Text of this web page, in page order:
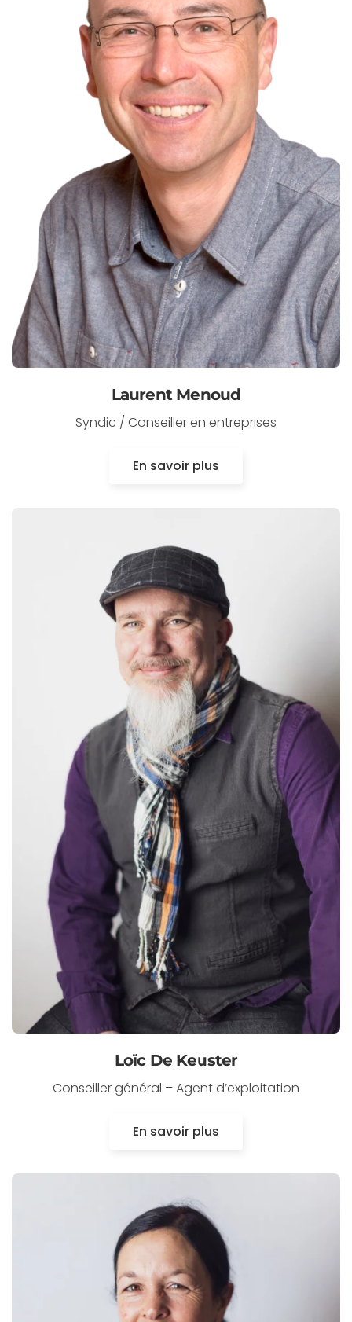
Laurent Menoud
Syndic / Conseiller en entreprises
En savoir plus
Loïc De Keuster
Conseiller général – Agent d’exploitation
En savoir plus